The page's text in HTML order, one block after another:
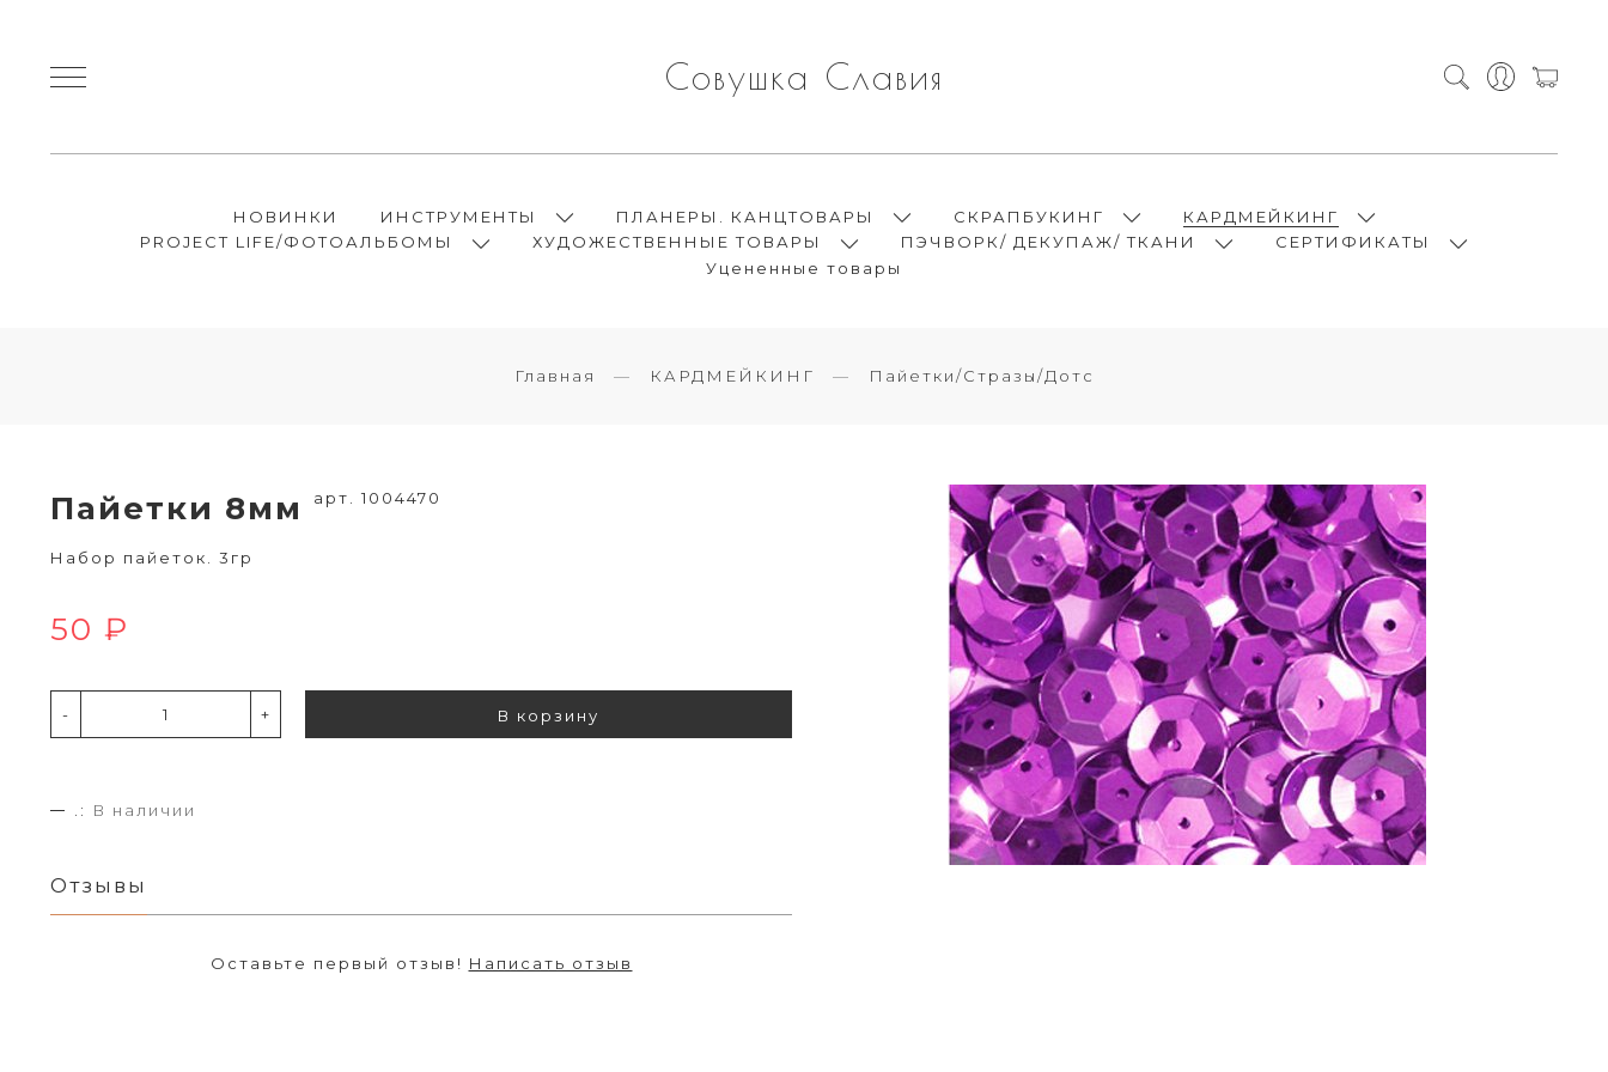
Совушка Славия
НОВИНКИ ИНСТРУМЕНТЫ ПЛАНЕРЫ. КАНЦТОВАРЫ СКРАПБУКИНГ
КАРДМЕЙКИНГ
PROJECT LIFE/ФОТОАЛЬБОМЫ
ХУДОЖЕСТВЕННЫЕ ТОВАРЫ ПЭЧВОРК/ ДЕКУПАЖ/ ТКАНИ
СЕРТИФИКАТЫ
Уцененные товары
Главная КАРДМЕЙКИНГ Пайетки/Стразы/Дотс
Пайетки 8мм арт. 1004470
Набор пайеток. 3гр
50 ₽
- + В корзину
.: В наличии
Отзывы
Оставьте первый отзыв! Написать отзыв